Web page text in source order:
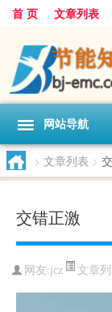
首 页 文章列表
网站导航
> 文章列表 >
交错正激
网友:jcz 文章